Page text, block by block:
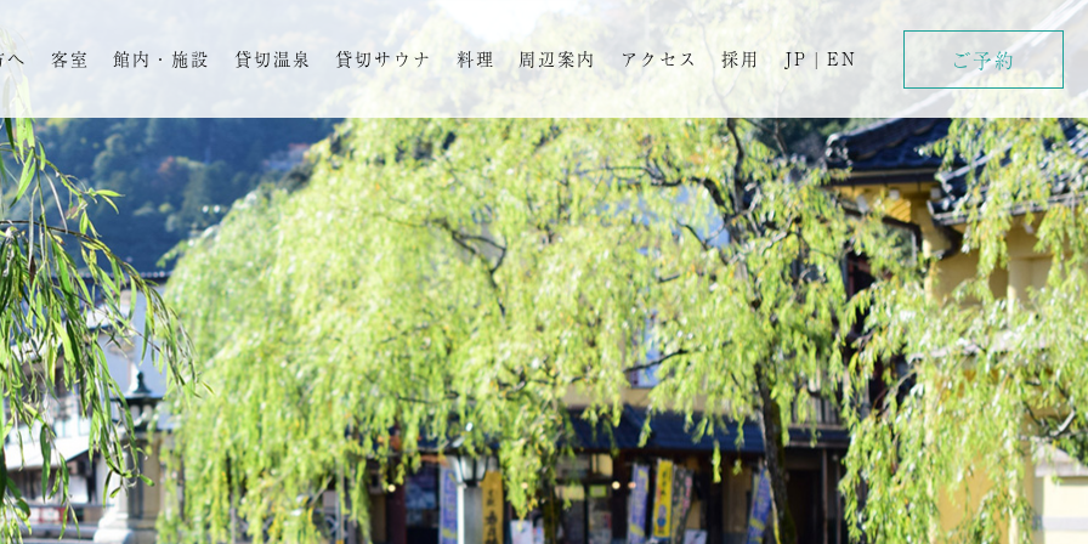
へ 客室 館内・施設 貸切温泉 貸切サウナ 料理 周辺案内 アクセス 採用 JP | EN ご予約